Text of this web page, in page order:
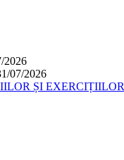
2026
07/2026
ȘI EXERCIȚIILOR